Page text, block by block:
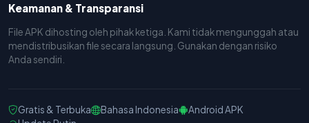
Keamanan & Transparansi
File APK dihosting oleh pihak ketiga. Kami tidak mengunggah atau
mendistribusikan file secara langsung. Gunakan dengan risiko
Anda sendiri.
Gratis & Terbuka Bahasa Indonesia
Android APK